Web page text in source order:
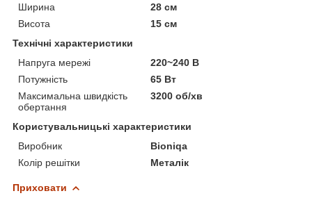
Ширина
28 см
Висота
15 см
Технічні характеристики
Напруга мережі
220~240 В
Потужність
65 Вт
Максимальна швидкість
обертання
3200 об/хв
Користувальницькі характеристики
Виробник
Bioniqa
Колір решітки
Металік
Приховати